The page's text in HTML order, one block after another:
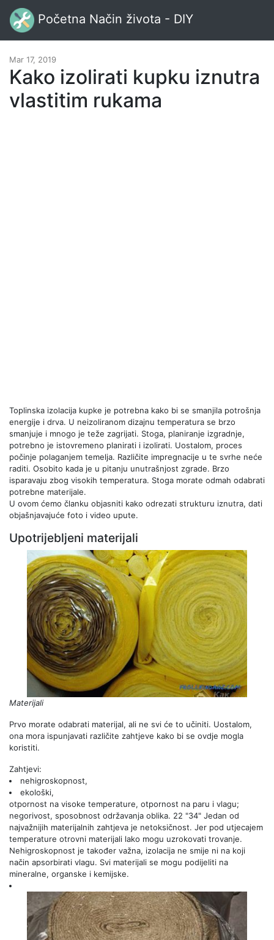
Početna Način života - DIY
Mar 17, 2019
Kako izolirati kupku iznutra
vlastitim rukama
Toplinska izolacija kupke je potrebna kako bi se smanjila potrošnja
energije i drva. U neizoliranom dizajnu temperatura se brzo
smanjuje i mnogo je teže zagrijati. Stoga, planiranje izgradnje,
potrebno je istovremeno planirati i izolirati. Uostalom, proces
počinje polaganjem temelja. Različite impregnacije u te svrhe neće
raditi. Osobito kada je u pitanju unutrašnjost zgrade. Brzo
isparavaju zbog visokih temperatura. Stoga morate odmah odabrati
potrebne materijale.
U ovom ćemo članku objasniti kako odrezati strukturu iznutra, dati
objašnjavajuće foto i video upute.
Upotrijebljeni materijali
Materijali
Prvo morate odabrati materijal, ali ne svi će to učiniti. Uostalom,
ona mora ispunjavati različite zahtjeve kako bi se ovdje mogla
koristiti.
Zahtjevi:
nehigroskopnost,
ekološki,
otpornost na visoke temperature, otpornost na paru i vlagu;
negorivost, sposobnost održavanja oblika. 22 "34" Jedan od
najvažnijih materijalnih zahtjeva je netoksičnost. Jer pod utjecajem
temperature otrovni materijali lako mogu uzrokovati trovanje.
Nehigroskopnost je također važna, izolacija ne smije ni na koji
način apsorbirati vlagu. Svi materijali se mogu podijeliti na
mineralne, organske i kemijske.